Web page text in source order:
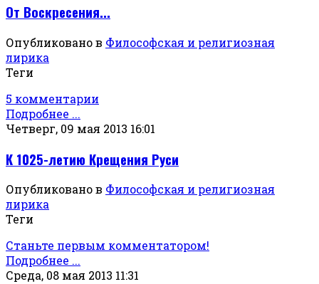
От Воскресения...
Опубликовано в Философская и религиозная
лирика
Теги
5 комментарии
Подробнее ...
Четверг, 09 мая 2013 16:01
К 1025-летию Крещения Руси
Опубликовано в Философская и религиозная
лирика
Теги
Станьте первым комментатором!
Подробнее ...
Среда, 08 мая 2013 11:31